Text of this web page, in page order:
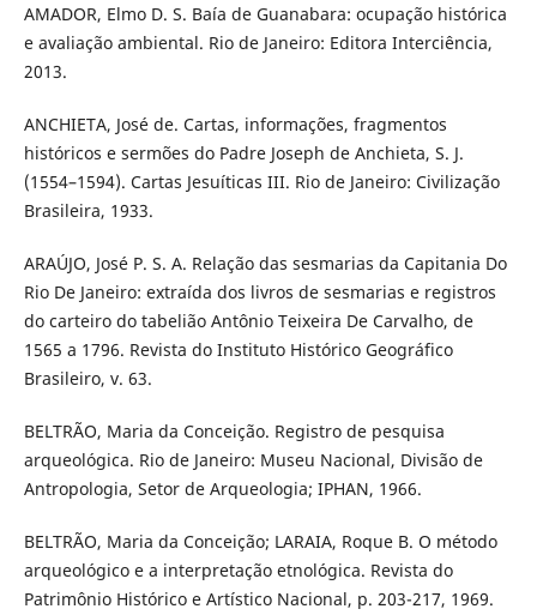
AMADOR, Elmo D. S. Baía de Guanabara: ocupação histórica
e avaliação ambiental. Rio de Janeiro: Editora Interciência,
2013.
ANCHIETA, José de. Cartas, informações, fragmentos
históricos e sermões do Padre Joseph de Anchieta, S. J.
(1554–1594). Cartas Jesuíticas III. Rio de Janeiro: Civilização
Brasileira, 1933.
ARAÚJO, José P. S. A. Relação das sesmarias da Capitania Do
Rio De Janeiro: extraída dos livros de sesmarias e registros
do carteiro do tabelião Antônio Teixeira De Carvalho, de
1565 a 1796. Revista do Instituto Histórico Geográfico
Brasileiro, v. 63.
BELTRÃO, Maria da Conceição. Registro de pesquisa
arqueológica. Rio de Janeiro: Museu Nacional, Divisão de
Antropologia, Setor de Arqueologia; IPHAN, 1966.
BELTRÃO, Maria da Conceição; LARAIA, Roque B. O método
arqueológico e a interpretação etnológica. Revista do
Patrimônio Histórico e Artístico Nacional, p. 203-217, 1969.